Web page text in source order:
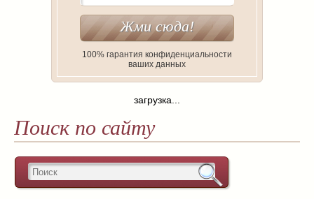
100% гарантия конфиденциальности
ваших данных
загрузка...
Поиск по сайту